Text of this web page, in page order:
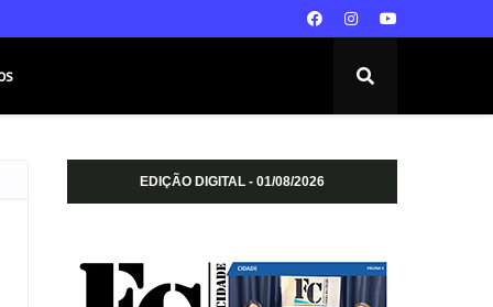
EDIÇÃO DIGITAL - 01/08/2026